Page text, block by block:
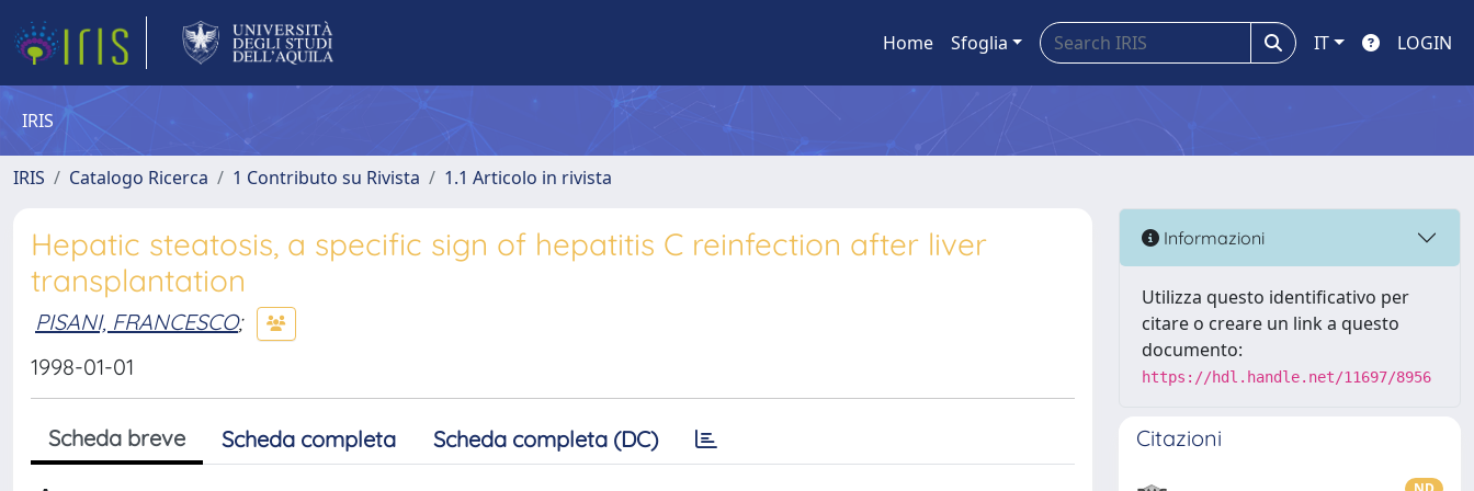
Home Sfoglia IT LOGIN
IRIS
IRIS Catalogo Ricerca 1 Contributo su Rivista 1.1 Articolo in rivista
Hepatic steatosis, a specific sign of hepatitis C reinfection after liver
transplantation
PISANI, FRANCESCO;
1998-01-01
Scheda breve Scheda completa Scheda completa (DC)
Informazioni
Utilizza questo identificativo per
citare o creare un link a questo
documento:
https://hdl.handle.net/11697/8956
Citazioni